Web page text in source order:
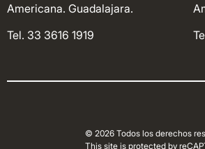
Americana. Guadalajara.
Tel. 33 3616 1919
© 2026 Todos los derechos
This site is protected by